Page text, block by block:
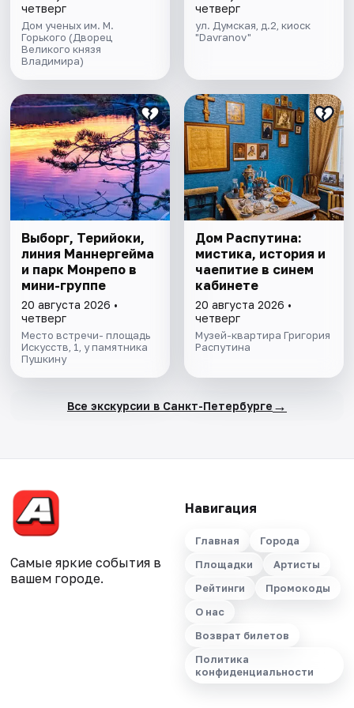
четверг
Дом ученых им. М.
Горького (Дворец
Великого князя
Владимира)
четверг
ул. Думская, д.2, киоск
"Davranov"
Выборг, Терийоки,
линия Маннергейма
и парк Монрепо в
мини-группе
20 августа 2026 •
четверг
Место встречи- площадь
Искусств, 1, у памятника
Пушкину
Дом Распутина:
мистика, история и
чаепитие в синем
кабинете
20 августа 2026 •
четверг
Музей-квартира Григория
Распутина
Все экскурсии в Санкт-Петербурге →
Самые яркие события в
вашем городе.
Навигация
Главная
Города
Площадки
Артисты
Рейтинги
Промокоды
О нас
Возврат билетов
Политика
конфиденциальности